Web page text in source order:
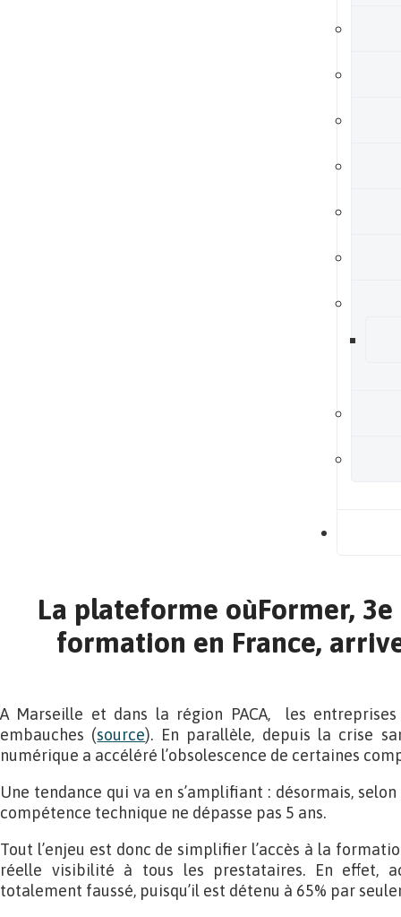
La plateforme oùFormer,
formation en France,
A Marseille et dans la région PACA, les
embauches (source). En parallèle, depuis la crise
numérique a accéléré l’obsolescence de certaines
Une tendance qui va en s’amplifiant : désormais, selon
compétence technique ne dépasse pas 5 ans.
Tout l’enjeu est donc de simplifier l’accès à la
réelle visibilité à tous les prestataires. En effet,
totalement faussé, puisqu’il est détenu à 65% par